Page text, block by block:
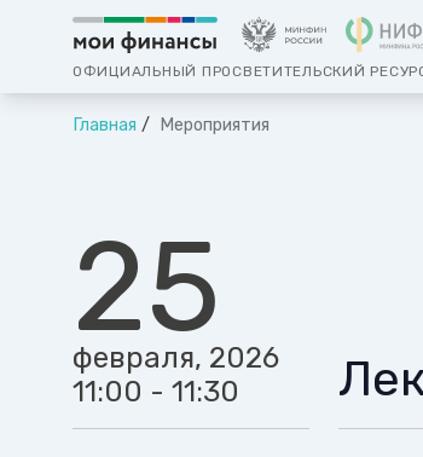
ОФИЦИАЛЬНЫЙ ПРОСВЕТИТЕЛЬСКИЙ
Главная Мероприятия
25
февраля, 2026
11:00 - 11:30